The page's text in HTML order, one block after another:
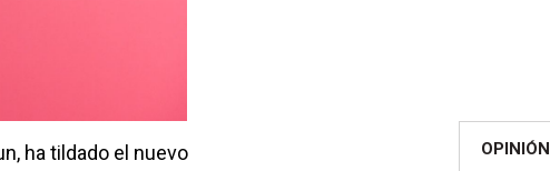
ha tildado el nuevo
OPINIÓN